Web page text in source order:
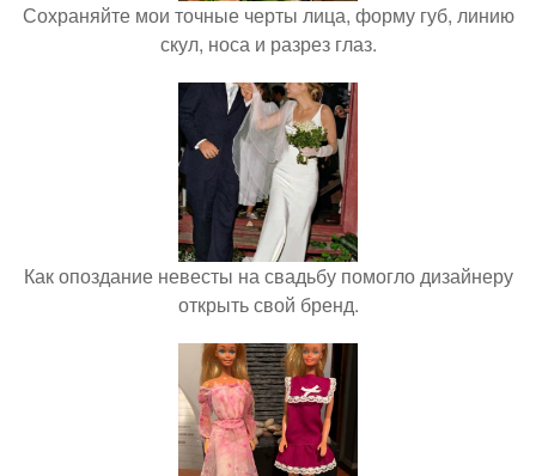
Сохраняйте мои точные черты лица, форму губ, линию
скул, носа и разрез глаз.
Как опоздание невесты на свадьбу помогло дизайнеру
открыть свой бренд.